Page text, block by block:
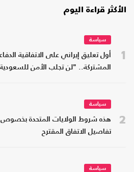
الأكثر قراءة اليوم
1
سياسة
أول تعليق إيراني على الاتفاقية
المشتركة.. "لن تجلب الأمن
2
سياسة
هذه شروط الولايات المتحدة
تفاصيل الاتفاق المقترح
سياسة